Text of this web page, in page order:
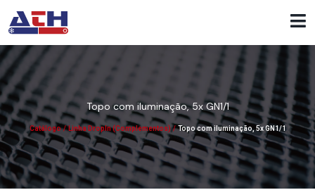
Topo com iluminação, 5x GN1/1
Catálogo / Linha DropIn (Complementos) / Topo com iluminação, 5x GN1/1